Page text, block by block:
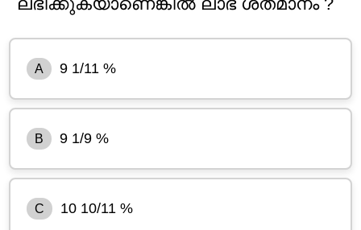
A 9 1/11 %
B 9 1/9 %
C 10 10/11 %